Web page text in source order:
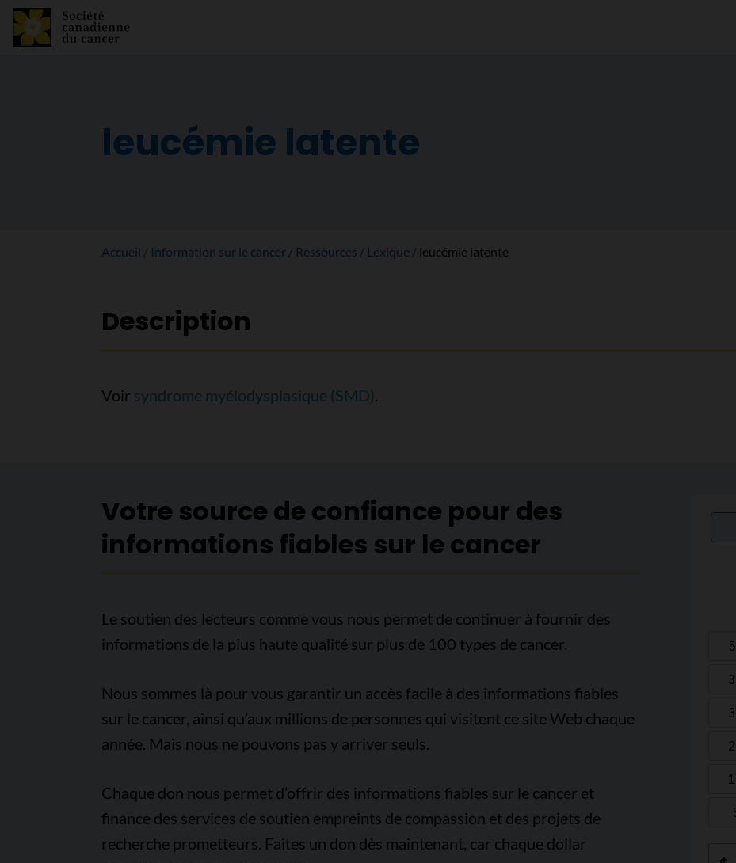
leucémie latente
Accueil Information sur le cancer Ressources Lexique leucémie latente
Description
Voir syndrome myélodysplasique (SMD).
Votre source de confiance pour des
informations fiables sur le cancer
Le soutien des lecteurs comme vous nous permet de continuer à fournir des
informations de la plus haute qualité sur plus de 100 types de cancer.
Nous sommes là pour vous garantir un accès facile à des informations fiables
sur le cancer, ainsi qu’aux millions de personnes qui visitent ce site Web chaque
année. Mais nous ne pouvons pas y arriver seuls.
Chaque don nous permet d’offrir des informations fiables sur le cancer et
finance des services de soutien empreints de compassion et des projets de
recherche prometteurs. Faites un don dès maintenant, car chaque dollar